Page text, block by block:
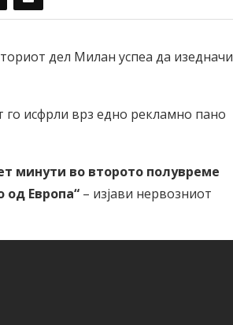
дел Милан успеа да изедначи
го исфрли врз едно рекламно пано
минути во второто полувреме
Европа“ – изјави нервозниот